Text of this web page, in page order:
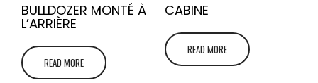
BULLDOZER MONTÉ À
L’ARRIÈRE
READ MORE
CABINE
READ MORE